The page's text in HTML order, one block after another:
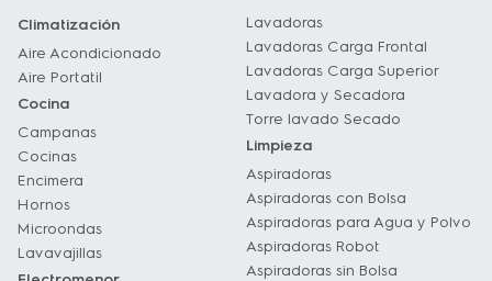
Climatización
Aire Acondicionado
Aire Portatil
Cocina
Campanas
Cocinas
Encimera
Hornos
Microondas
Lavavajillas
Lavadoras
Lavadoras Carga Frontal
Lavadoras Carga Superior
Lavadora y Secadora
Torre lavado Secado
Limpieza
Aspiradoras
Aspiradoras con Bolsa
Aspiradoras para Agua y Polvo
Aspiradoras Robot
Aspiradoras sin Bolsa